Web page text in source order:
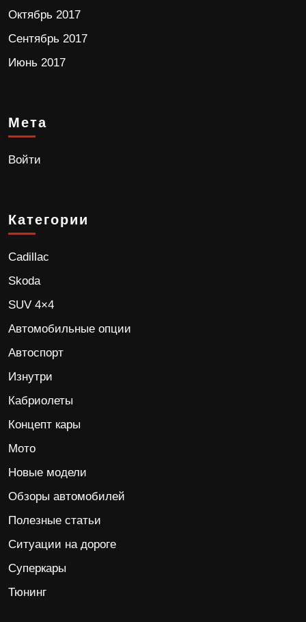
Октябрь 2017
Сентябрь 2017
Июнь 2017
Мета
Войти
Категории
Cadillac
Skoda
SUV 4×4
Автомобильные опции
Автоспорт
Изнутри
Кабриолеты
Концепт кары
Мото
Новые модели
Обзоры автомобилей
Полезные статьи
Ситуации на дороге
Суперкары
Тюнинг